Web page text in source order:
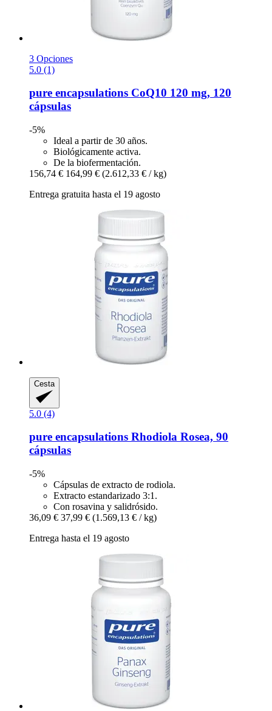
3 Opciones
5.0 (1)
pure encapsulations CoQ10 120 mg, 120
cápsulas
-5%
Ideal a partir de 30 años.
Biológicamente activa.
De la biofermentación.
156,74 € 164,99 € (2.612,33 € / kg)
Entrega gratuita hasta el 19 agosto
Cesta
5.0 (4)
pure encapsulations Rhodiola Rosea, 90
cápsulas
-5%
Cápsulas de extracto de rodiola.
Extracto estandarizado 3:1.
Con rosavina y salidrósido.
36,09 € 37,99 € (1.569,13 € / kg)
Entrega hasta el 19 agosto